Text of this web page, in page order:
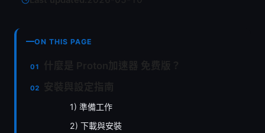
ON THIS PAGE
1) 準備工作
2) 下載與安裝